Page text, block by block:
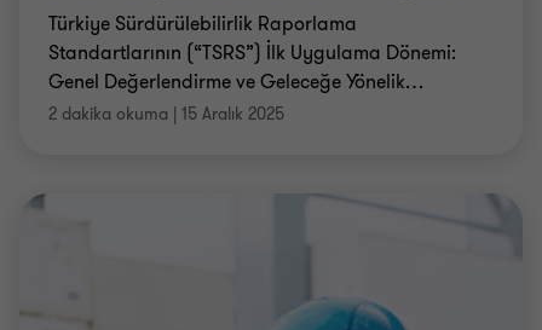
Türkiye Sürdürülebilirlik Raporlama
Standartlarının (“TSRS”) İlk Uygulama Dönemi:
Genel Değerlendirme ve Geleceğe Yönelik…
2 dakika okuma | 15 Aralık 2025